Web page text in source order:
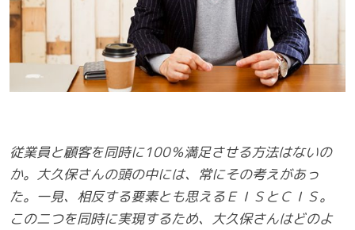
従業員と顧客を同時に100％満足させる方法はないの
か。大久保さんの頭の中には、常にその考えがあっ
た。一見、相反する要素とも思えるＥＩＳとＣＩＳ。
この二つを同時に実現するため、大久保さんはどのよ